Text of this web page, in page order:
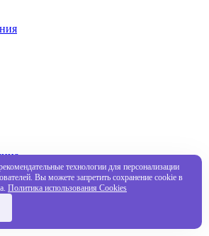
Plus
технологии для персонализации
Вы можете запретить сохранение cookie в
Политика использования Cookies